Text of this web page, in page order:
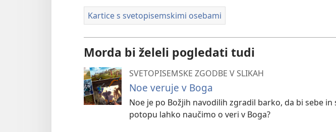
Kartice s svetopisemskimi osebami
Morda bi želeli pogledati tudi
SVETOPISEMSKE ZGODBE V SLIKAH
Noe veruje v Boga
Noe je po Božjih navodilih zgradil barko, da bi sebe
potopu lahko naučimo o veri v Boga?